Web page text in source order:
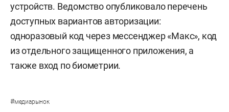
устройств. Ведомство опубликовало перечень
доступных вариантов авторизации:
одноразовый код через мессенджер «Макс», код
из отдельного защищенного приложения, а
также вход по биометрии.
#медиарынок